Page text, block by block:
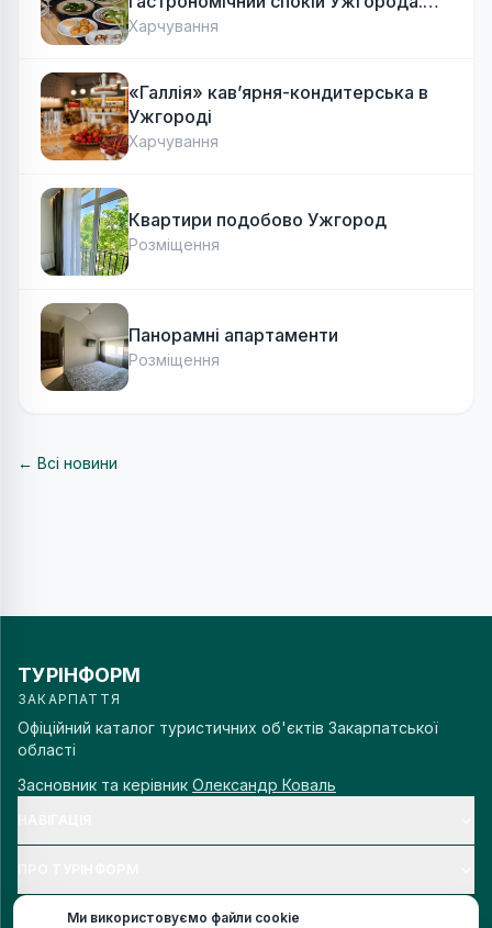
Авторська локальна кухня, затишок
Харчування
«Галлія» кав’ярня-кондитерська в
Ужгороді
Харчування
Квартири подобово Ужгород
Розміщення
Панорамні апартаменти
Розміщення
← Всі новини
ТУРІНФОРМ
ЗАКАРПАТТЯ
Офіційний каталог туристичних об'єктів Закарпатської
області
Засновник та керівник Олександр Коваль
Ми використовуємо файли cookie